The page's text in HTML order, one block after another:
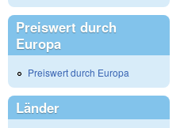
Preiswert durch
Europa
Preiswert durch Europa
Länder